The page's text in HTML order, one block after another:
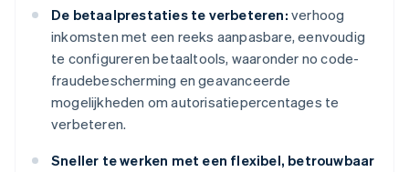
De betaalprestaties te verbeteren: verhoog
inkomsten met een reeks aanpasbare, eenvoudig
te configureren betaaltools, waaronder no code-
fraudebescherming en geavanceerde
mogelijkheden om autorisatiepercentages te
verbeteren.
Sneller te werken met een flexibel, betrouwbaar